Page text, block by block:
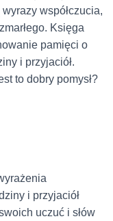
współczucia,
Księga
pamięci o
i przyjaciół.
to dobry pomysł?
i przyjaciół
uczuć i słów